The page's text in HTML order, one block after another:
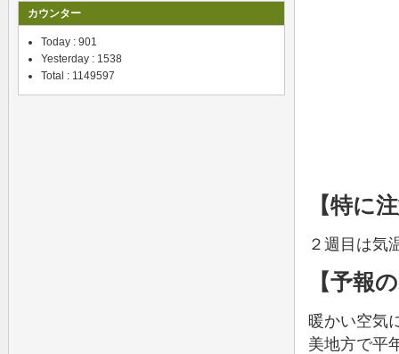
【特に
２週目は気
【予報
暖かい空気
美地方で平
カウンター
Today : 901
Yesterday : 1538
Total : 1149597